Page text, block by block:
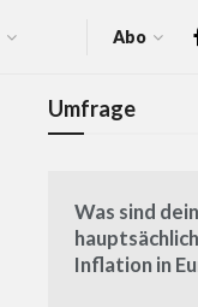
Abo
Umfrage
Was sind
Inflation in